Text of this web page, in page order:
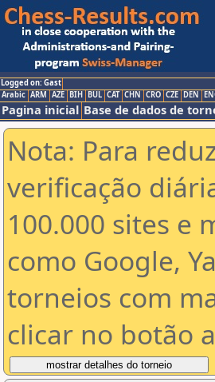
Logged on: Gast
Arabic ARM AZE BIH BUL CAT CHN CRO CZE DEN
Pagina inicial Base de dados de
Nota: Para
verificação
100.000 sites e
como Google,
torneios com
clicar no botão